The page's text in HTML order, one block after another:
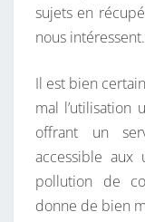
sujets en
nous intéressent.
Il est bien
mal l’utilisation
offrant un
accessible aux
pollution de
donne de bien